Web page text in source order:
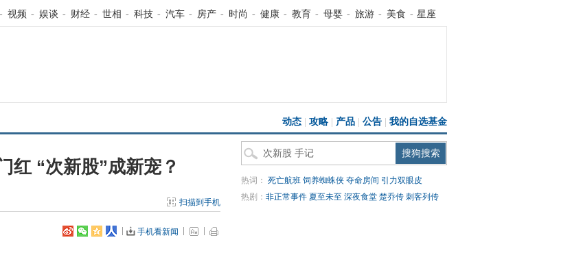
- 视频 - 娱谈 - 财经 - 世相 - 科技 - 汽车 - 房产 - 时尚 - 健康 - 教育 - 母婴 - 旅游 - 美食 - 星座
动态 攻略 产品 公告 我的自选基金
红 “次新股”成新宠？
扫描到手机
手机看新闻
热词： 死亡航班 饲养蜘蛛侠 夺命房间 引力双眼皮
热剧： 非正常事件 夏至未至 深夜食堂 楚乔传 刺客列传